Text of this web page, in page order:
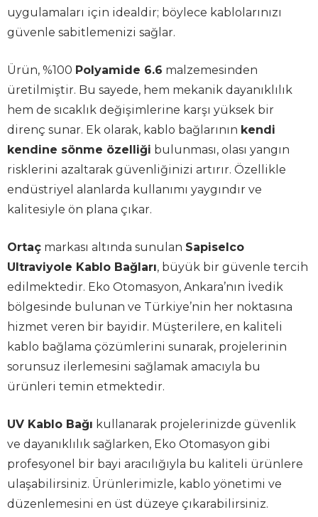
uygulamaları için idealdir; böylece kablolarınızı
güvenle sabitlemenizi sağlar.
Ürün, %100 Polyamide 6.6 malzemesinden
üretilmiştir. Bu sayede, hem mekanik dayanıklılık
hem de sıcaklık değişimlerine karşı yüksek bir
direnç sunar. Ek olarak, kablo bağlarının kendi
kendine sönme özelliği bulunması, olası yangın
risklerini azaltarak güvenliğinizi artırır. Özellikle
endüstriyel alanlarda kullanımı yaygındır ve
kalitesiyle ön plana çıkar.
Ortaç markası altında sunulan Sapiselco
Ultraviyole Kablo Bağları, büyük bir güvenle tercih
edilmektedir. Eko Otomasyon, Ankara’nın İvedik
bölgesinde bulunan ve Türkiye’nin her noktasına
hizmet veren bir bayidir. Müşterilere, en kaliteli
kablo bağlama çözümlerini sunarak, projelerinin
sorunsuz ilerlemesini sağlamak amacıyla bu
ürünleri temin etmektedir.
UV Kablo Bağı kullanarak projelerinizde güvenlik
ve dayanıklılık sağlarken, Eko Otomasyon gibi
profesyonel bir bayi aracılığıyla bu kaliteli ürünlere
ulaşabilirsiniz. Ürünlerimizle, kablo yönetimi ve
düzenlemesini en üst düzeye çıkarabilirsiniz.